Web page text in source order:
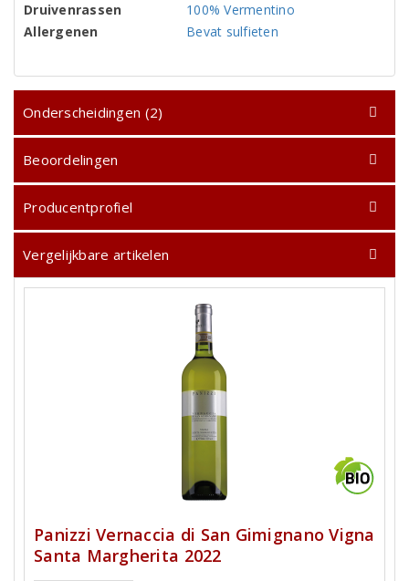
Druivenrassen
100% Vermentino
Allergenen
Bevat sulfieten
Onderscheidingen (2)
Beoordelingen
Producentprofiel
Vergelijkbare artikelen
Panizzi Vernaccia di San Gimignano Vigna
Santa Margherita 2022